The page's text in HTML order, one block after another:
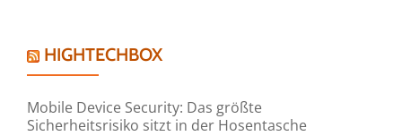
HIGHTECHBOX
Mobile Device Security: Das größte
Sicherheitsrisiko sitzt in der Hosentasche